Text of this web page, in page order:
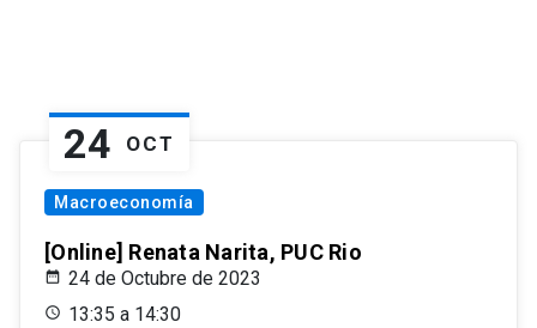
24 OCT
Macroeconomía
[Online] Renata Narita, PUC Rio
24 de Octubre de 2023
13:35 a 14:30